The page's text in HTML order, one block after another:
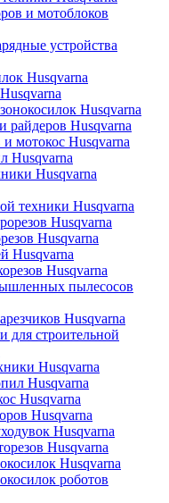
и мотоблоков
устройства
Husqvarna
Husqvarna
райдеров Husqvarna
мотокос Husqvarna
Husqvarna
Husqvarna
техники Husqvarna
Husqvarna
Husqvarna
Husqvarna
Husqvarna
пылесосов
Husqvarna
для строительной
Husqvarna
Husqvarna
Husqvarna
Husqvarna
Husqvarna
Husqvarna
Husqvarna
роботов